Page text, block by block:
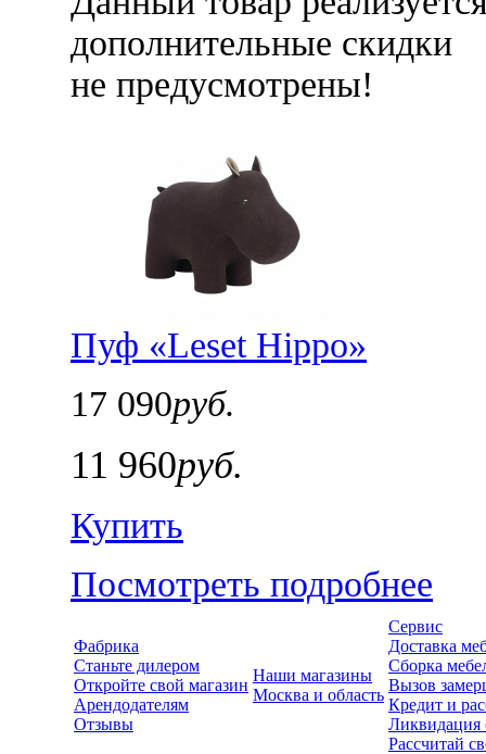
дополнительные скидки
не предусмотрены!
Пуф «Leset Hippo»
17 090руб.
11 960руб.
Купить
Посмотреть подробнее
Фабрика
Станьте дилером
Откройте свой магазин
Арендодателям
Отзывы
Наши магазины
Москва и область
Сервис
Доставка
Сборка
Вызов
Кредит и
Ликвидация
Рассчитай